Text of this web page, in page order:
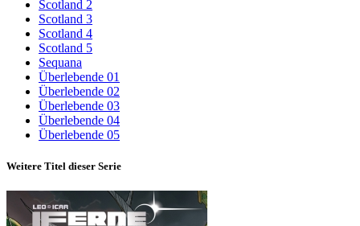
Scotland 2
Scotland 3
Scotland 4
Scotland 5
Sequana
Überlebende 01
Überlebende 02
Überlebende 03
Überlebende 04
Überlebende 05
Weitere Titel dieser Serie